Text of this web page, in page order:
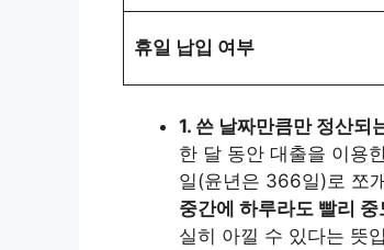
휴일 납입 여부
1. 쓴 날짜만큼만 정산되
한 달 동안 대출을 이용
일(윤년은 366일)로 쪼
중간에 하루라도 빨리
실히 아낄 수 있다는 뜻